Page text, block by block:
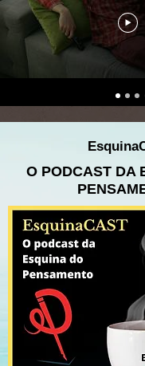
O PODCAST DA